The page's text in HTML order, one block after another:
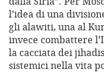
l’idea di una
gli alawiti, una al
invece combattere
la cacciata dei
sistemici nella vita